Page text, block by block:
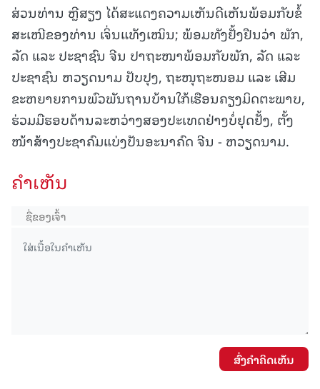
ສ່ວນທ່ານ ຫຼີສຽງ ໄດ້ສະແດງຄວາມເຫັນດີເຫັນພ້ອມກັບຂໍ້
ສະເໜີຂອງທ່ານ ເຈິ່ນແທັງເໝິນ; ພ້ອມທັງຢັ້ງຢືນວ່າ ພັກ,
ລັດ ແລະ ປະຊາຊົນ ຈີນ ປາຖະໜາພ້ອມກັບພັກ, ລັດ ແລະ
ປະຊາຊົນ ຫວຽດນາມ ປັບປຸງ, ຖະໜຸຖະໜອມ ແລະ ເສີມ
ຂະຫຍາຍການພົວພັນຖານບ້ານໃກ້ເຮືອນຄຽງມິດຕະພາບ,
ຮ່ວມມືຮອບດ້ານລະຫວ່າງສອງປະເທດຢ່າງບໍ່ຢຸດຢັ້ງ, ຕັ້ງ
ໜ້າສ້າງປະຊາຄົມແບ່ງປັນອະນາຄົດ ຈີນ - ຫວຽດນາມ.
ຄໍາເຫັນ
ສົ່ງຄໍາຄິດເຫັນ